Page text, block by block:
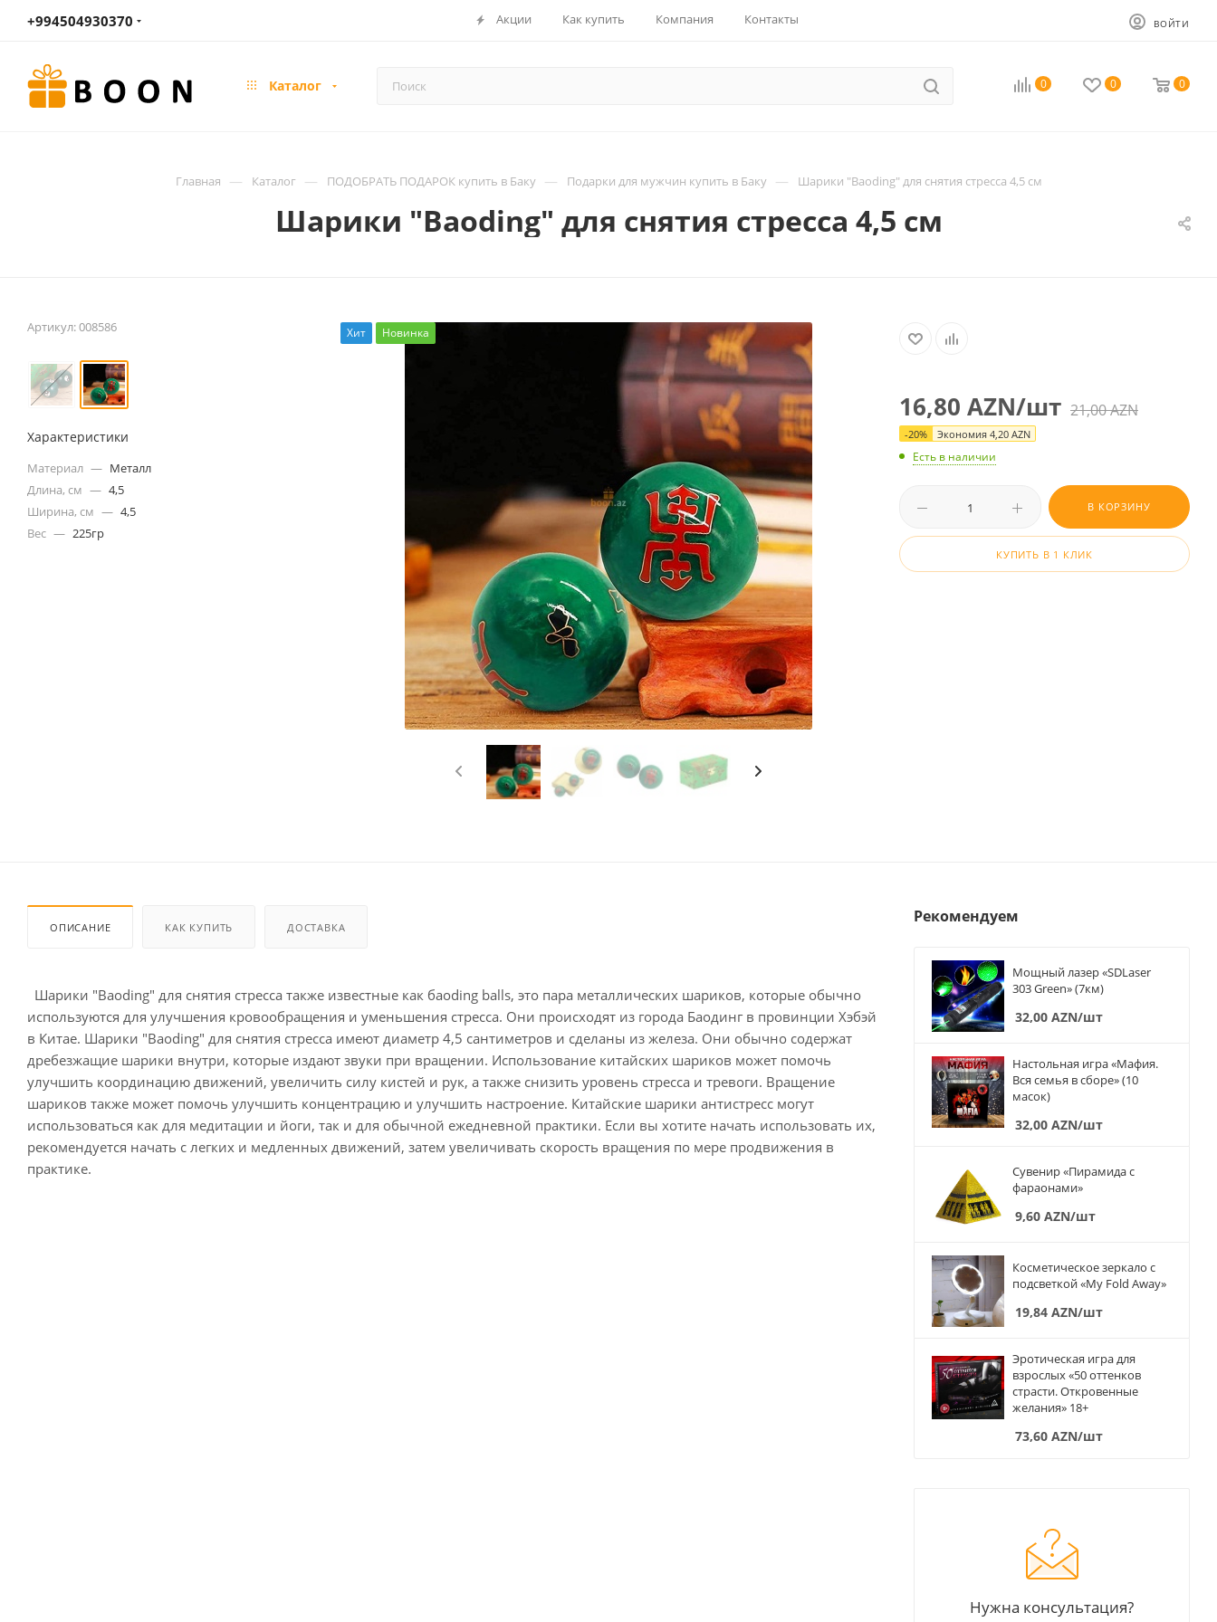
+994504930370 Акции Как купить Компания Контакты ВОЙТИ
Каталог 0 0 0
Главная — Каталог — ПОДОБРАТЬ ПОДАРОК купить в Баку — Подарки для мужчин купить в Баку — Шарики "Baoding" для снятия стресса 4,5 см
Шарики "Baoding" для снятия стресса 4,5 см
Хит Новинка
Артикул:008586
Характеристики
Материал — Металл
Длина, см — 4,5
Ширина, см — 4,5
Вес — 225гр
16,80 AZN/шт 21,00AZN
-20% Экономия 4,20 AZN
Есть в наличии
В КОРЗИНУ
КУПИТЬ В 1 КЛИК
ОПИСАНИЕ КАК КУПИТЬ ДОСТАВКА
Шарики "Baoding" для снятия стресса также известные как баoding balls, это пара металлических шариков, которые обычно
используются для улучшения кровообращения и уменьшения стресса. Они происходят из города Баодинг в провинции Хэбэй
в Китае. Шарики "Baoding" для снятия стресса имеют диаметр 4,5 сантиметров и сделаны из железа. Они обычно содержат
дребезжащие шарики внутри, которые издают звуки при вращении. Использование китайских шариков может помочь
улучшить координацию движений, увеличить силу кистей и рук, а также снизить уровень стресса и тревоги. Вращение
шариков также может помочь улучшить концентрацию и улучшить настроение. Китайские шарики антистресс могут
использоваться как для медитации и йоги, так и для обычной ежедневной практики. Если вы хотите начать использовать их,
рекомендуется начать с легких и медленных движений, затем увеличивать скорость вращения по мере продвижения в
практике.
Рекомендуем
Мощный лазер «SDLaser
303 Green» (7км)
32,00 AZN/шт
Настольная игра «Мафия.
Вся семья в сборе» (10
масок)
32,00 AZN/шт
Сувенир «Пирамида с
фараонами»
9,60 AZN/шт
Косметическое зеркало с
подсветкой «My Fold Away»
19,84 AZN/шт
Эротическая игра для
взрослых «50 оттенков
страсти. Откровенные
желания» 18+
73,60 AZN/шт
Нужна консультация?